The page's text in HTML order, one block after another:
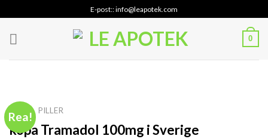
to
content
E-post:: info@leapotek.com
0
Rea!/ PILLER
köpa Tramadol 100mg i Sverige